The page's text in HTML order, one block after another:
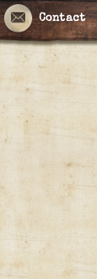
Contact